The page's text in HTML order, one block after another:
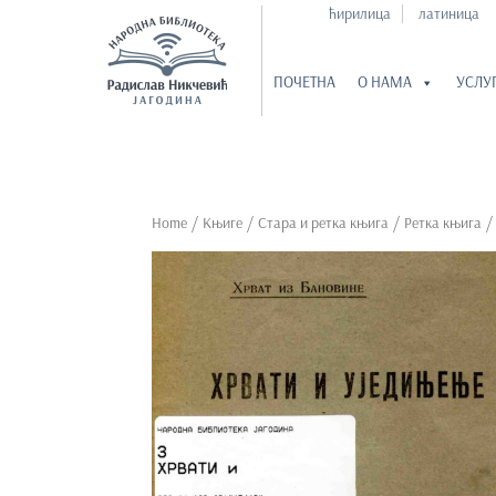
ћирилица латиница
ПОЧЕТНА О НАМА
Home / Књиге / Стара и ретка књига / Ретка књига /